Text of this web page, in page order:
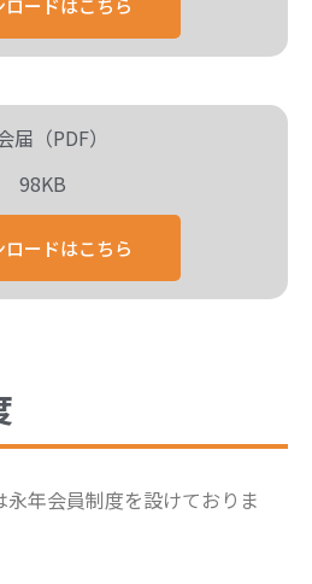
届（PDF）
98KB
ロードはこちら
年会員制度を設けておりま